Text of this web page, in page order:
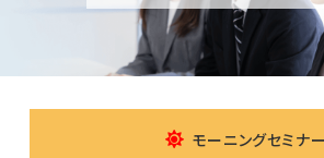
モーニングセミナー